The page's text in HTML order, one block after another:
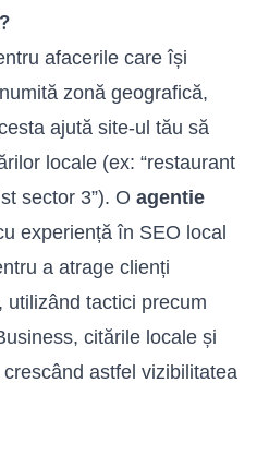
afacerile care își
zonă geografică,
ajută site-ul tău să
locale (ex: “restaurant
sector 3”). O agentie
experiență în SEO local
a atrage clienți
utilizând tactici precum
citările locale și
astfel vizibilitatea